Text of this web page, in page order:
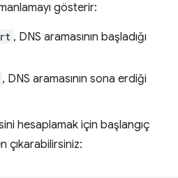
gösterir:
, DNS aramasının başladığı
, DNS aramasının sona erdiği
hesaplamak için başlangıç
çıkarabilirsiniz: